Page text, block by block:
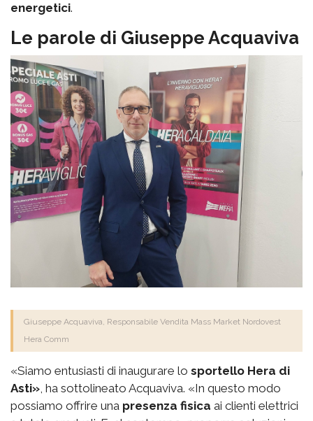
energetici.
Le parole di Giuseppe Acquaviva
Giuseppe Acquaviva, Responsabile Vendita Mass Market Nordovest
Hera Comm
«Siamo entusiasti di inaugurare lo sportello Hera di
Asti», ha sottolineato Acquaviva. «In questo modo
possiamo offrire una presenza fisica ai clienti elettrici